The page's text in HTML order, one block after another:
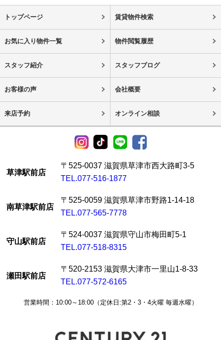
トップページ 賃貸物件検索
お気に入り物件一覧 物件閲覧履歴
スタッフ紹介 スタッフブログ
お客様の声 会社概要
来店予約 オンライン相談
草津駅前店
〒525-0037 滋賀県草津市西大路町3-5
TEL.077-516-1877
南草津駅前店
〒525-0059 滋賀県草津市野路1-14-18
TEL.077-565-7778
守山駅前店
〒524-0037 滋賀県守山市梅田町5-1
TEL.077-518-8315
瀬田駅前店
〒520-2153 滋賀県大津市一里山1-8-33
TEL.077-572-6165
営業時間：10:00～18:00（定休日:第2・3・4火曜 毎週水曜）